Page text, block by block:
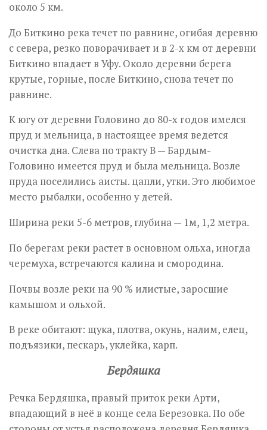
около 5 км.
До Биткино река течет по равнине, огибая деревню
с севера, резко поворачивает и в 2-х км от деревни
Биткино впадает в Уфу. Около деревни берега
крутые, горные, после Биткино, снова течет по
равнине.
К югу от деревни Головино до 80-х годов имелся
пруд и мельница, в настоящее время ведется
очистка дна. Слева по тракту В — Бардым-
Головино имеется пруд и была мельница. Возле
пруда поселились аисты. цапли, утки. Это любимое
место рыбалки, особенно у детей.
Ширина реки 5-6 метров, глубина — 1м, 1,2 метра.
По берегам реки растет в основном ольха, иногда
черемуха, встречаются калина и смородина.
Почвы возле реки на 90 % илистые, заросшие
камышом и ольхой.
В реке обитают: щука, плотва, окунь, налим, елец,
подъязики, пескарь, уклейка, карп.
Бердяшка
Речка Бердяшка, правый приток реки Арти,
впадающий в неё в конце села Березовка. По обе